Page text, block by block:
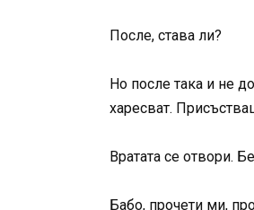
После, става ли?
Но после така и не
харесват.
Вратата се отвори.
Бабо, прочети ми,